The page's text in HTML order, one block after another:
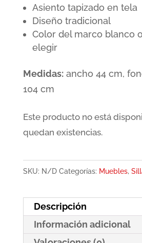
Asiento tapizado en tela
Diseño tradicional
Color del marco blanco
elegir
Medidas:ancho 44 cm,
104 cm
Este producto no está
quedan existencias.
SKU: N/D Categorías: Muebles,
Descripción
Información adicional